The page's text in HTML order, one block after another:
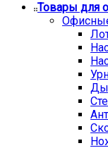
Товары для